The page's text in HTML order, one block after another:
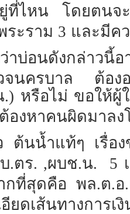
ที่ไหน โดยตนจ
ระราม 3 และมีค
บ่อนดังกล่าวนี้อ
นครบาล
ต้อง
หรือไม่ ขอให้ผู้
ต้องหาคนผิดมาลง
ต้นน้ำแท้ๆ เรื่อ
.ตร. ,ผบช.น. 5
กที่สุดคือ พล.ต.อ
ดเส้นทางการเ